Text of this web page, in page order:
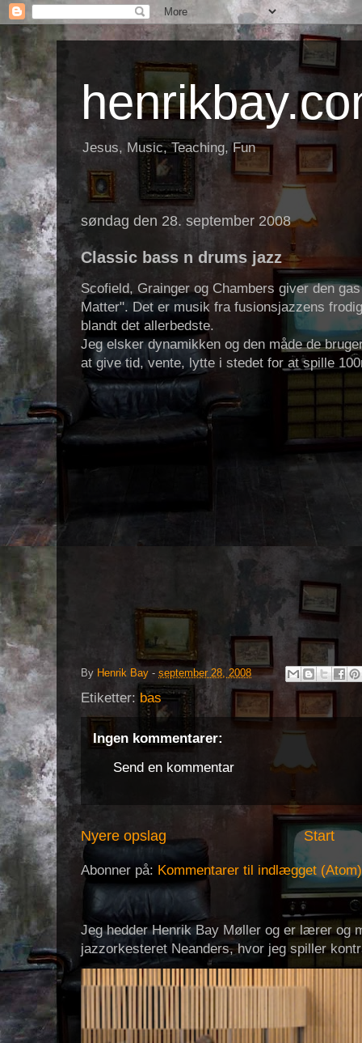
Jesus, Music, Teaching, Fun
søndag den 28. september 2008
Classic bass n drums jazz
Scofield, Grainger og Chambers giver den
Matter". Det er musik fra fusionsjazzens
blandt det allerbedste.
Jeg elsker dynamikken og den måde de
at give tid, vente, lytte i stedet for at spille
By Henrik Bay - september 28, 2008
Etiketter: bas
Ingen kommentarer:
Send en kommentar
Nyere opslag Start
Abonner på: Kommentarer til indlægget (Atom)
Jeg hedder Henrik Bay Møller og er lærer og
jazzorkesteret Neanders, hvor jeg spiller